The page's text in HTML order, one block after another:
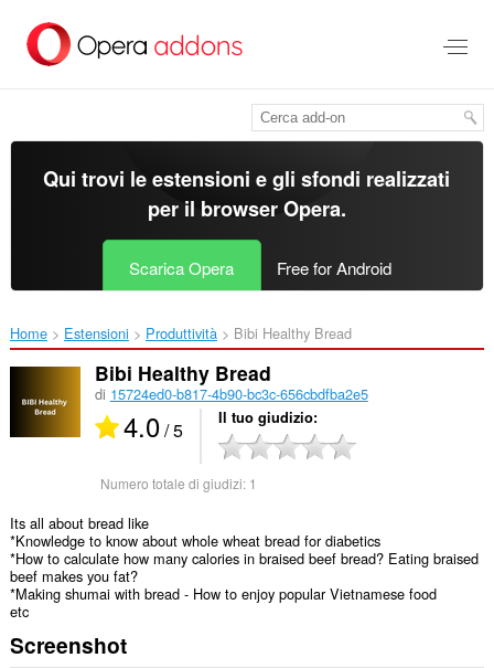
contenuto
Qui trovi le estensioni e gli sfondi realizzati
per il browser Opera.
Scarica Opera Free for Android
Home Estensioni Produttività Bibi Healthy Bread‎
Bibi Healthy Bread
di 15724ed0-b817-4b90-bc3c-656cbdfba2e5
4.0/ 5 Il tuo giudizio
Numero totale di giudizi: 1
Its all about bread like
*Knowledge to know about whole wheat bread for diabetics
*How to calculate how many calories in braised beef bread? Eating braised
beef makes you fat?
*Making shumai with bread - How to enjoy popular Vietnamese food
etc
Screenshot